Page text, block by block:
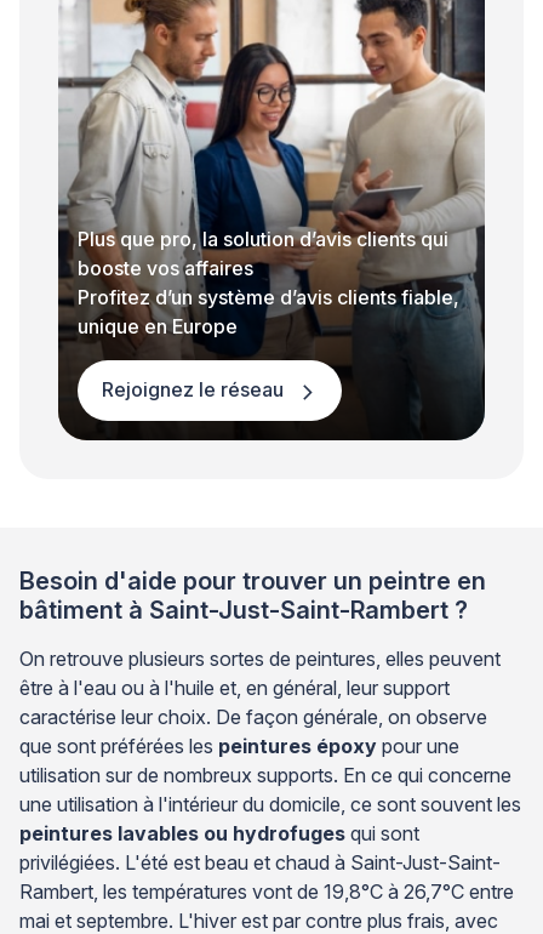
Plus que pro, la solution d’avis clients qui
booste vos affaires
Profitez d’un système d’avis clients fiable,
unique en Europe
Rejoignez le réseau
Besoin d'aide pour trouver un peintre en
bâtiment à Saint-Just-Saint-Rambert ?
On retrouve plusieurs sortes de peintures, elles peuvent
être à l'eau ou à l'huile et, en général, leur support
caractérise leur choix. De façon générale, on observe
que sont préférées les peintures époxy pour une
utilisation sur de nombreux supports. En ce qui concerne
une utilisation à l'intérieur du domicile, ce sont souvent les
peintures lavables ou hydrofuges qui sont
privilégiées. L'été est beau et chaud à Saint-Just-Saint-
Rambert, les températures vont de 19,8°C à 26,7°C entre
mai et septembre. L'hiver est par contre plus frais, avec